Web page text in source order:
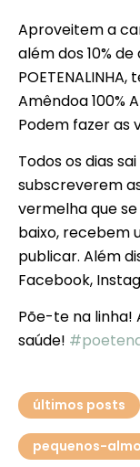
Aproveitem a
além dos 10%
Amêndoa 100%
Podem fazer as
Todos os dias
subscreverem
vermelha que
baixo, recebem
publicar. Além
Facebook,
Põe-te na linha!
saúde!
últimos posts
pequenos-